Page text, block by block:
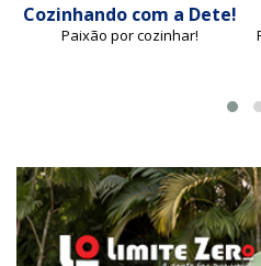
Cozinhando com a Dete!
Paixão por cozinhar!